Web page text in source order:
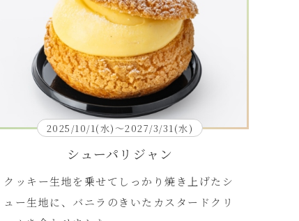
2025/10/1(水)～2027/3/31(水)
シューパリジャン
クッキー生地を乗せてしっかり焼き上げたシ
ュー生地に、バニラのきいたカスタードクリ